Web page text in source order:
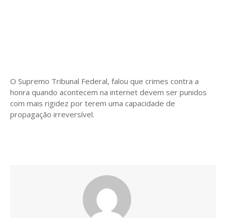
O Supremo Tribunal Federal, falou que crimes contra a
honra quando acontecem na internet devem ser punidos
com mais rigidez por terem uma capacidade de
propagação irreversível.